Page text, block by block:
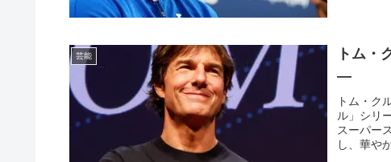
芸能
トム・
―
トム・ク
ル」シリ
スーパー
し、華や